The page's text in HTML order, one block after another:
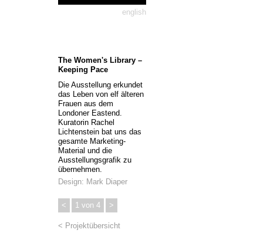
english
The Women's Library –
Keeping Pace
Die Ausstellung erkundet
das Leben von elf älteren
Frauen aus dem
Londoner Eastend.
Kuratorin Rachel
Lichtenstein bat uns das
gesamte Marketing-
Material und die
Ausstellungsgrafik zu
übernehmen.
Design: Mark Diaper
< 1 von 4 >
< Projektübersicht